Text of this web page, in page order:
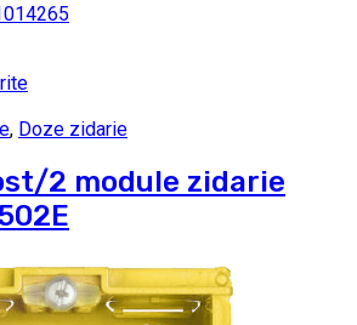
, Doze zidarie
2 module zidarie